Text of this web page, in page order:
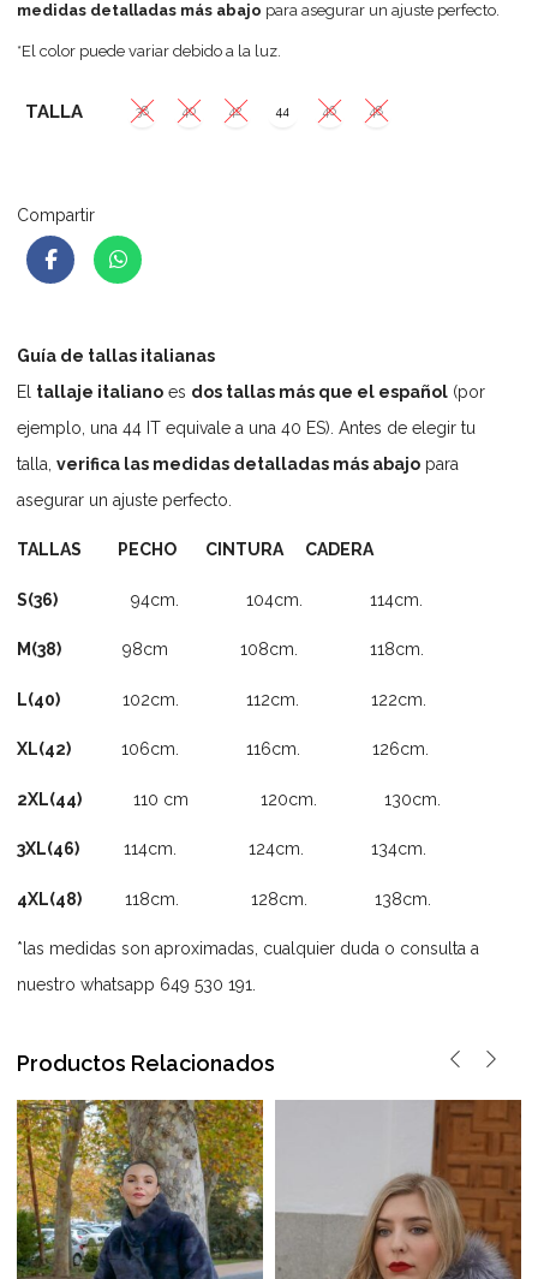
medidas detalladas más abajo para asegurar un ajuste perfecto.
*El color puede variar debido a la luz.
TALLA 38 40 42 44 46 48
Compartir
Guía de tallas italianas
El tallaje italiano es dos tallas más que el español (por
ejemplo, una 44 IT equivale a una 40 ES). Antes de elegir tu
talla,verifica las medidas detalladas más abajo para
asegurar un ajuste perfecto.
TALLAS PECHO CINTURA CADERA
S(36) 94cm. 104cm. 114cm.
M(38)98cm 108cm. 118cm.
L(40) 102cm. 112cm. 122cm.
XL(42)106cm. 116cm. 126cm.
2XL(44) 110 cm 120cm. 130cm.
3XL(46) 114cm. 124cm. 134cm.
4XL(48)118cm. 128cm. 138cm.
*las medidas son aproximadas, cualquier duda o consulta a
nuestro whatsapp 649 530 191.
Productos Relacionados